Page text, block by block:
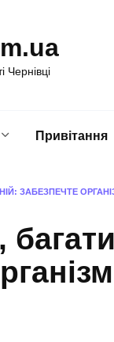
Чернівці
Привітання
ЗАБЕЗПЕЧТЕ